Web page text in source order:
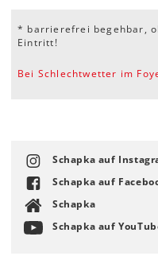
* barrierefrei begehbar,
Eintritt!
Bei Schlechtwetter im
Schapka auf
Schapka auf
Schapka
Schapka auf